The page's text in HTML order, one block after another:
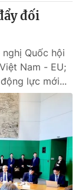
hành lại
đối
Quốc hội
Nam - EU;
lực mới...